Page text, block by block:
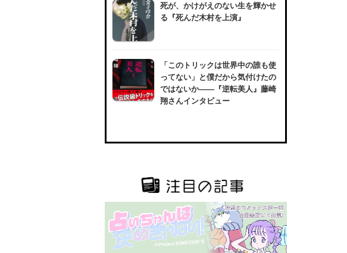
死が、かけがえのない生を輝かせ
る『死んだ木村を上演』
「このトリックは世界中の誰も使
ってない」と僕だから気付けたの
ではないか――『逆転美人』藤崎
翔さんインタビュー